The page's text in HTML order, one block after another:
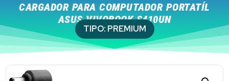
CARGADOR PARA COMPUTADOR PORTATÍL
ASUS VIVOBOOK S410UN
TIPO: PREMIUM